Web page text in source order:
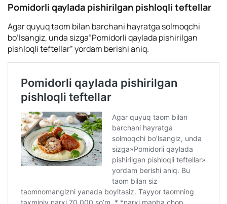
Pomidorli qaylada pishirilgan pishloqli teftellar
Agar quyuq taom bilan barchani hayratga solmoqchi
bo’lsangiz, unda sizga”Pomidorli qaylada pishirilgan
pishloqli teftellar” yordam berishi aniq.